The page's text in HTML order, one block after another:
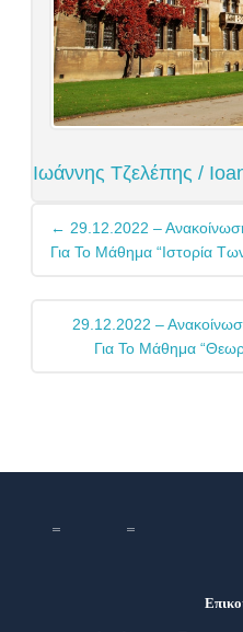
Ιωάννης Τζελέπης /
Post
navigation
← 29.12.2022 –
Για Το Μάθημα “Ιστορία
29.12.2022 –
Για Το Μάθημα